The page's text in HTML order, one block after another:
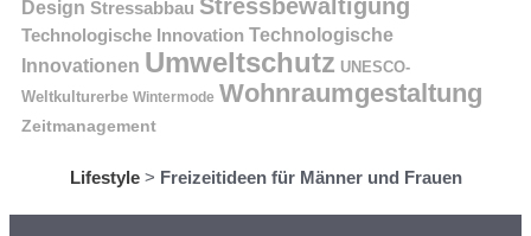
Design Stressabbau Stressbewältigung
Technologische Innovation Technologische
Innovationen Umweltschutz UNESCO-
Weltkulturerbe Wintermode Wohnraumgestaltung
Zeitmanagement
Lifestyle> Freizeitideen für Männer und Frauen